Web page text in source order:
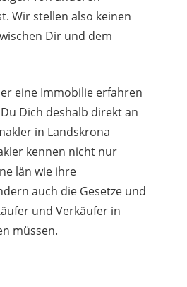
Wir stellen also keinen
Dir und dem
eine Immobilie erfahren
Dich deshalb direkt an
in Landskrona
kennen nicht nur
län wie ihre
auch die Gesetze und
und Verkäufer in
müssen.